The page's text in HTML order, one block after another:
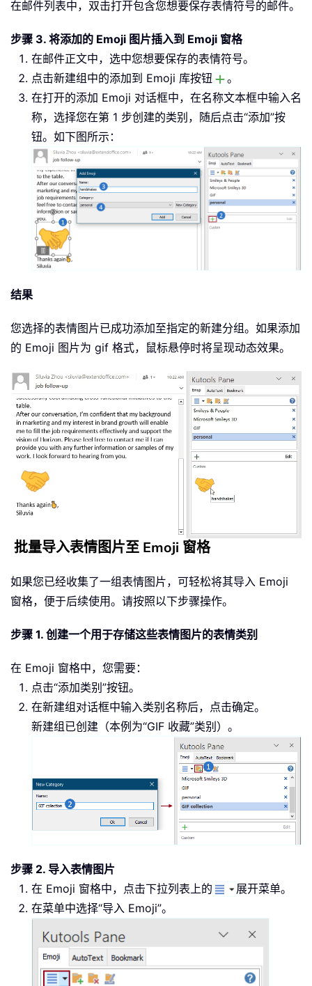
在邮件列表中，双击打开包含您想要保存表情符号的邮件。
步骤 3. 将添加的 Emoji 图片插入到 Emoji 窗格
在邮件正文中，选中您想要保存的表情符号。
点击新建组中的添加到 Emoji 库按钮
。
在打开的添加 Emoji 对话框中，在名称文本框中输入名
称，选择您在第 1 步创建的类别，随后点击“添加”按
钮。如下图所示：
结果
您选择的表情图片已成功添加至指定的新建分组。如果添加
的 Emoji 图片为 gif 格式，鼠标悬停时将呈现动态效果。
批量导入表情图片至 Emoji 窗格
如果您已经收集了一组表情图片，可轻松将其导入 Emoji
窗格，便于后续使用。请按照以下步骤操作。
步骤 1. 创建一个用于存储这些表情图片的表情类别
在 Emoji 窗格中，您需要：
点击“添加类别”按钮。
在新建组对话框中输入类别名称后，点击确定。
新建组已创建（本例为“GIF 收藏”类别）。
步骤 2. 导入表情图片
在 Emoji 窗格中，点击下拉列表上的
展开菜单。
在菜单中选择“导入 Emoji”。